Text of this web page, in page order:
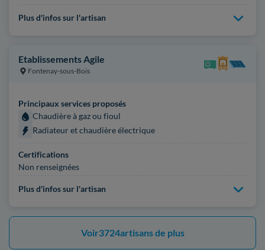
Plus d'infos sur l'artisan
Etablissements Agile
Fontenay-sous-Bois
Principaux services proposés
Chaudière à gaz ou fioul
Radiateur et chaudière électrique
Certifications
Non renseignées
Plus d'infos sur l'artisan
Voir3724artisans de plus